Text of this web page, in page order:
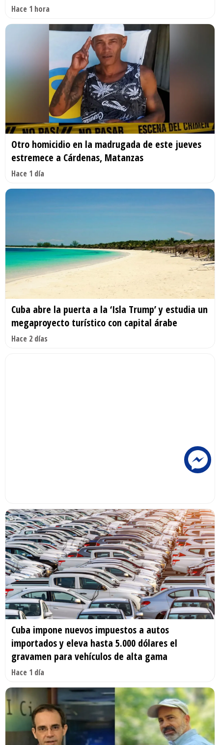
Hace 1 hora
Otro homicidio en la madrugada de este jueves
estremece a Cárdenas, Matanzas
Hace 1 día
Cuba abre la puerta a la ‘Isla Trump’ y estudia un
megaproyecto turístico con capital árabe
Hace 2 días
Cuba impone nuevos impuestos a autos
importados y eleva hasta 5.000 dólares el
gravamen para vehículos de alta gama
Hace 1 día